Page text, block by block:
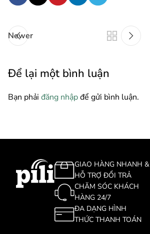
Newer
Để lại một bình luận
Bạn phải đăng nhậpđể gửi bình luận.
GIAO HÀNG NHANH &
HỖ TRỢ ĐỔI TRẢ
CHĂM SÓC KHÁCH
HÀNG 24/7
ĐA DẠNG HÌNH
THỨC THANH TOÁN